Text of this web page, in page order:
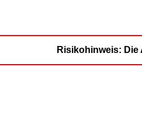
Risikohinweis: